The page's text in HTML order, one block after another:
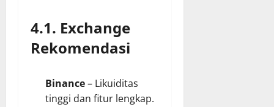
4.1. Exchange
Rekomendasi
Binance– Likuiditas
tinggi dan fitur lengkap.